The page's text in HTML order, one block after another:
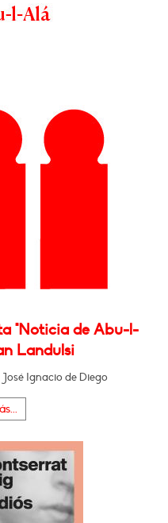
"Noticia de Abu-l-
Landulsi
Ignacio de Diego